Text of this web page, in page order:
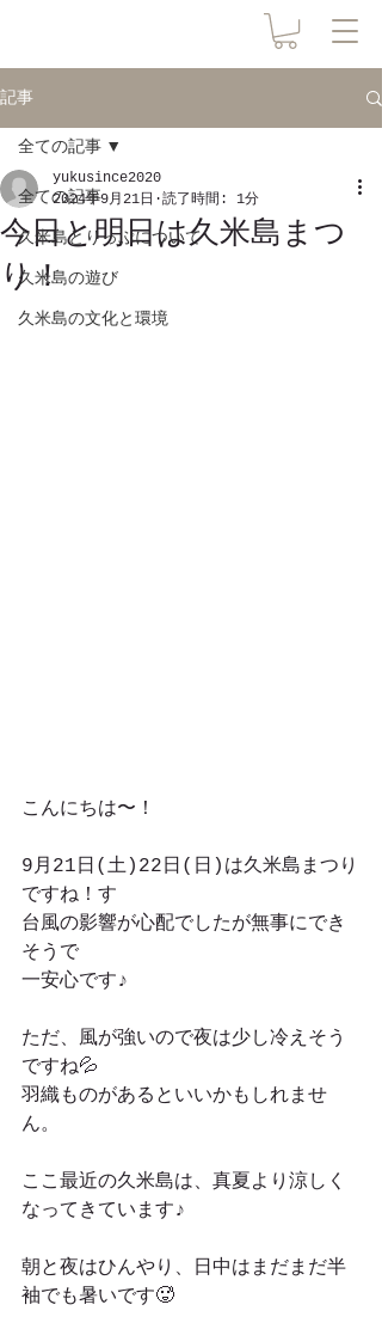
記事
全ての記事
久米島とりっぷについて
久米島の遊び
久米島の文化と環境
全ての記事
今日と明日は久米島まつ
り！
yukusince2020
2024年9月21日
読了時間: 1分
こんにちは〜！
9月21日(土)22日(日)は久米島まつり
ですね！す
台風の影響が心配でしたが無事にでき
そうで
一安心です♪
ただ、風が強いので夜は少し冷えそう
ですね💦
羽織ものがあるといいかもしれませ
ん。
ここ最近の久米島は、真夏より涼しく
なってきています♪
朝と夜はひんやり、日中はまだまだ半
袖でも暑いです🥵